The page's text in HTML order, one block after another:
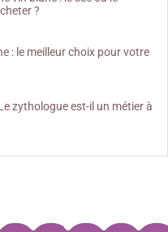
?
: le meilleur choix pour votre
zythologue est-il un métier à